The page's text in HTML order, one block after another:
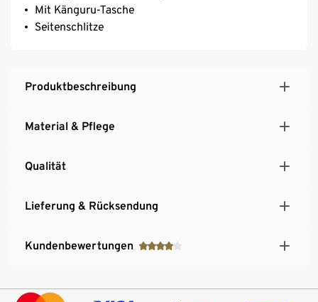
Mit Känguru-Tasche
Seitenschlitze
Produktbeschreibung
Material & Pflege
Qualität
Lieferung & Rücksendung
Kundenbewertungen